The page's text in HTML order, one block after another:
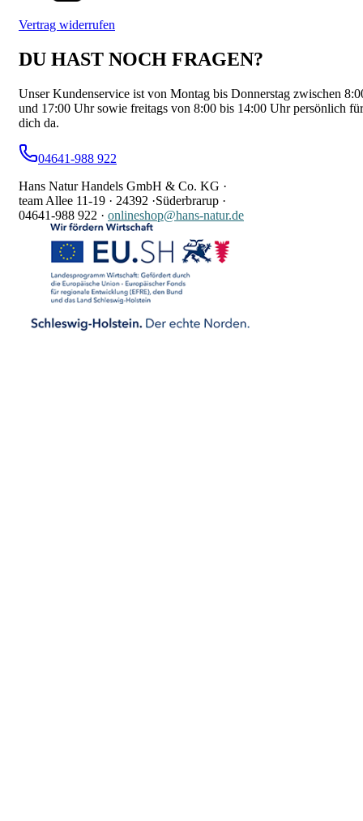
Vertrag widerrufen
DU HAST NOCH FRAGEN?
Unser Kundenservice ist von Montag bis Donnerstag zwischen
und 17:00 Uhr sowie freitags von 8:00 bis 14:00 Uhr persönlich für
dich da.
04641-988 922
Hans Natur Handels GmbH & Co. KG ·
team Allee 11-19 · 24392 ·Süderbrarup ·
04641-988 922 · onlineshop@hans-natur.de